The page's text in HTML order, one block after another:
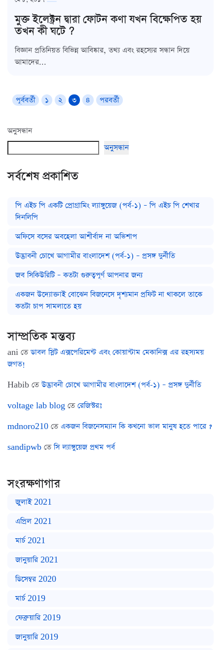
মুক্ত ইলেক্ট্রন দ্বারা ফোটন কণা যখন বিক্ষেপিত হয়
তখন কী ঘটে ?
বিজ্ঞান প্রতিনিয়ত বিভিন্ন আবিষ্কার, তথ্য এবং রহস্যের সন্ধান দিয়ে
আমাদের...
পূর্ববর্তী ১ ২ ৩ ৪ পরবর্তী
অনুসন্ধান
অনুসন্ধান
সর্বশেষ প্রকাশিত
পি এইচ পি একটি প্রোগ্রামিং ল্যাঙ্গুয়েজ (পর্ব-১) – পি এইচ পি শেখার
দিনলিপি
অফিসে বসের অবহেলা আশীর্বাদ না অভিশাপ
উদ্ভাবনী চোখে আগামীর বাংলাদেশ (পর্ব-১) – প্রসঙ্গ দুর্নীতি
জব সিকিউরিটি – কতটা গুরুত্বপূর্ণ আপনার জন্য
একজন উদ্যোক্তাই বোঝেন বিজনেসে দৃশ্যমান প্রফিট না থাকলে তাকে
কতটা চাপ সামলাতে হয়
সাম্প্রতিক মন্তব্য
ani তেডাবল স্লিট এক্সপেরিমেন্ট এবং কোয়ান্টাম মেকানিক্স এর রহস্যময়
জগত!
Habib তেউদ্ভাবনী চোখে আগামীর বাংলাদেশ (পর্ব-১) – প্রসঙ্গ দুর্নীতি
voltage lab blog তেরেজিস্টরঃ
mdnoro210 তেএকজন বিজনেসম্যান কি কখনো ভাল মানুষ হতে পারে ?
sandipwb তেসি ল্যাঙ্গুয়েজ প্রথম পর্ব
সংরক্ষণাগার
জুলাই 2021
এপ্রিল 2021
মার্চ 2021
জানুয়ারি 2021
ডিসেম্বর 2020
মার্চ 2019
ফেব্রুয়ারি 2019
জানুয়ারি 2019